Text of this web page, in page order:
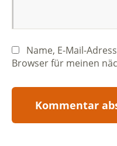
Name, E-Mail-
Browser für meinen